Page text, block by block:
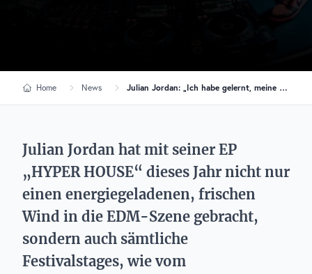
Home News Julian Jordan: „Ich habe gelernt, meine Reise zu genießen“
Julian Jordan hat mit seiner EP
„HYPER HOUSE“ dieses Jahr nicht nur
einen energiegeladenen, frischen
Wind in die EDM-Szene gebracht,
sondern auch sämtliche
Festivalstages, wie vom